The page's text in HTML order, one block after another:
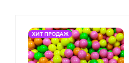
ХИТ ПРОДАЖ